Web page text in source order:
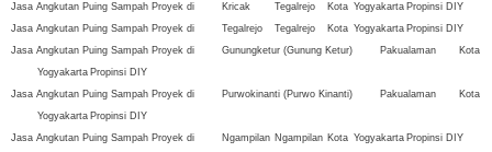
Jasa Angkutan Puing Sampah Proyek di
Kricak Tegalrejo Kota Yogyakarta Propinsi DIY
Jasa Angkutan Puing Sampah Proyek di
Tegalrejo Tegalrejo Kota Yogyakarta Propinsi DIY
Jasa Angkutan Puing Sampah Proyek di
Gunungketur (Gunung Ketur) Pakualaman
Kota
Yogyakarta Propinsi DIY
Jasa Angkutan Puing Sampah Proyek di
Purwokinanti (Purwo Kinanti) Pakualaman
Kota
Yogyakarta Propinsi DIY
Jasa Angkutan Puing Sampah Proyek di
Ngampilan Ngampilan Kota Yogyakarta Propinsi DIY